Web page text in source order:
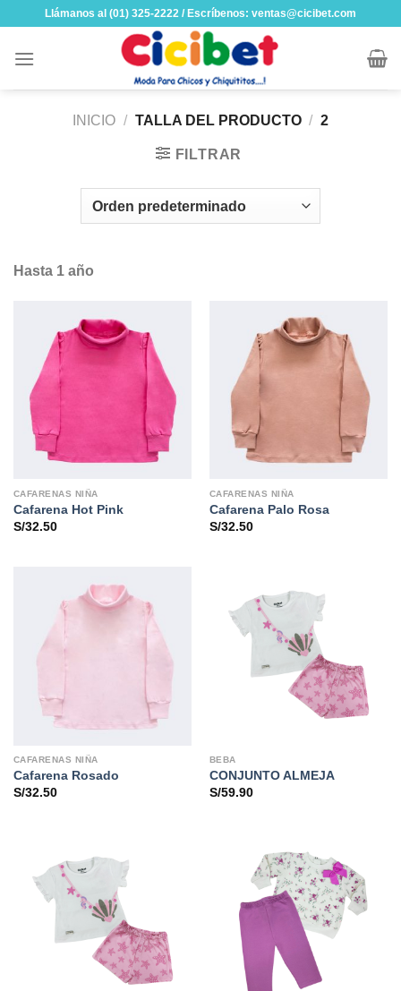
content
Llámanos al (01) 325-2222 / Escríbenos: ventas@cicibet.com
INICIO / TALLA DEL PRODUCTO / 2
FILTRAR
Hasta 1 año
CAFARENAS NIÑA
Cafarena Hot Pink
S/32.50
CAFARENAS NIÑA
Cafarena Palo Rosa
S/32.50
CAFARENAS NIÑA
Cafarena Rosado
S/32.50
BEBA
CONJUNTO ALMEJA
S/59.90